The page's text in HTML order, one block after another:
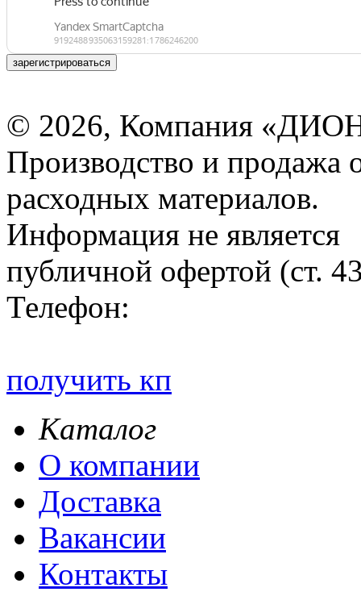
зарегистрироваться
© 2026, Компания
Производство и продажа
расходных материалов.
Информация не является
публичной офертой (ст.
Телефон:
получить кп
Каталог
О компании
Доставка
Вакансии
Контакты